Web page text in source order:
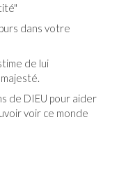
dans votre
de lui
de DIEU pour aider
voir ce monde